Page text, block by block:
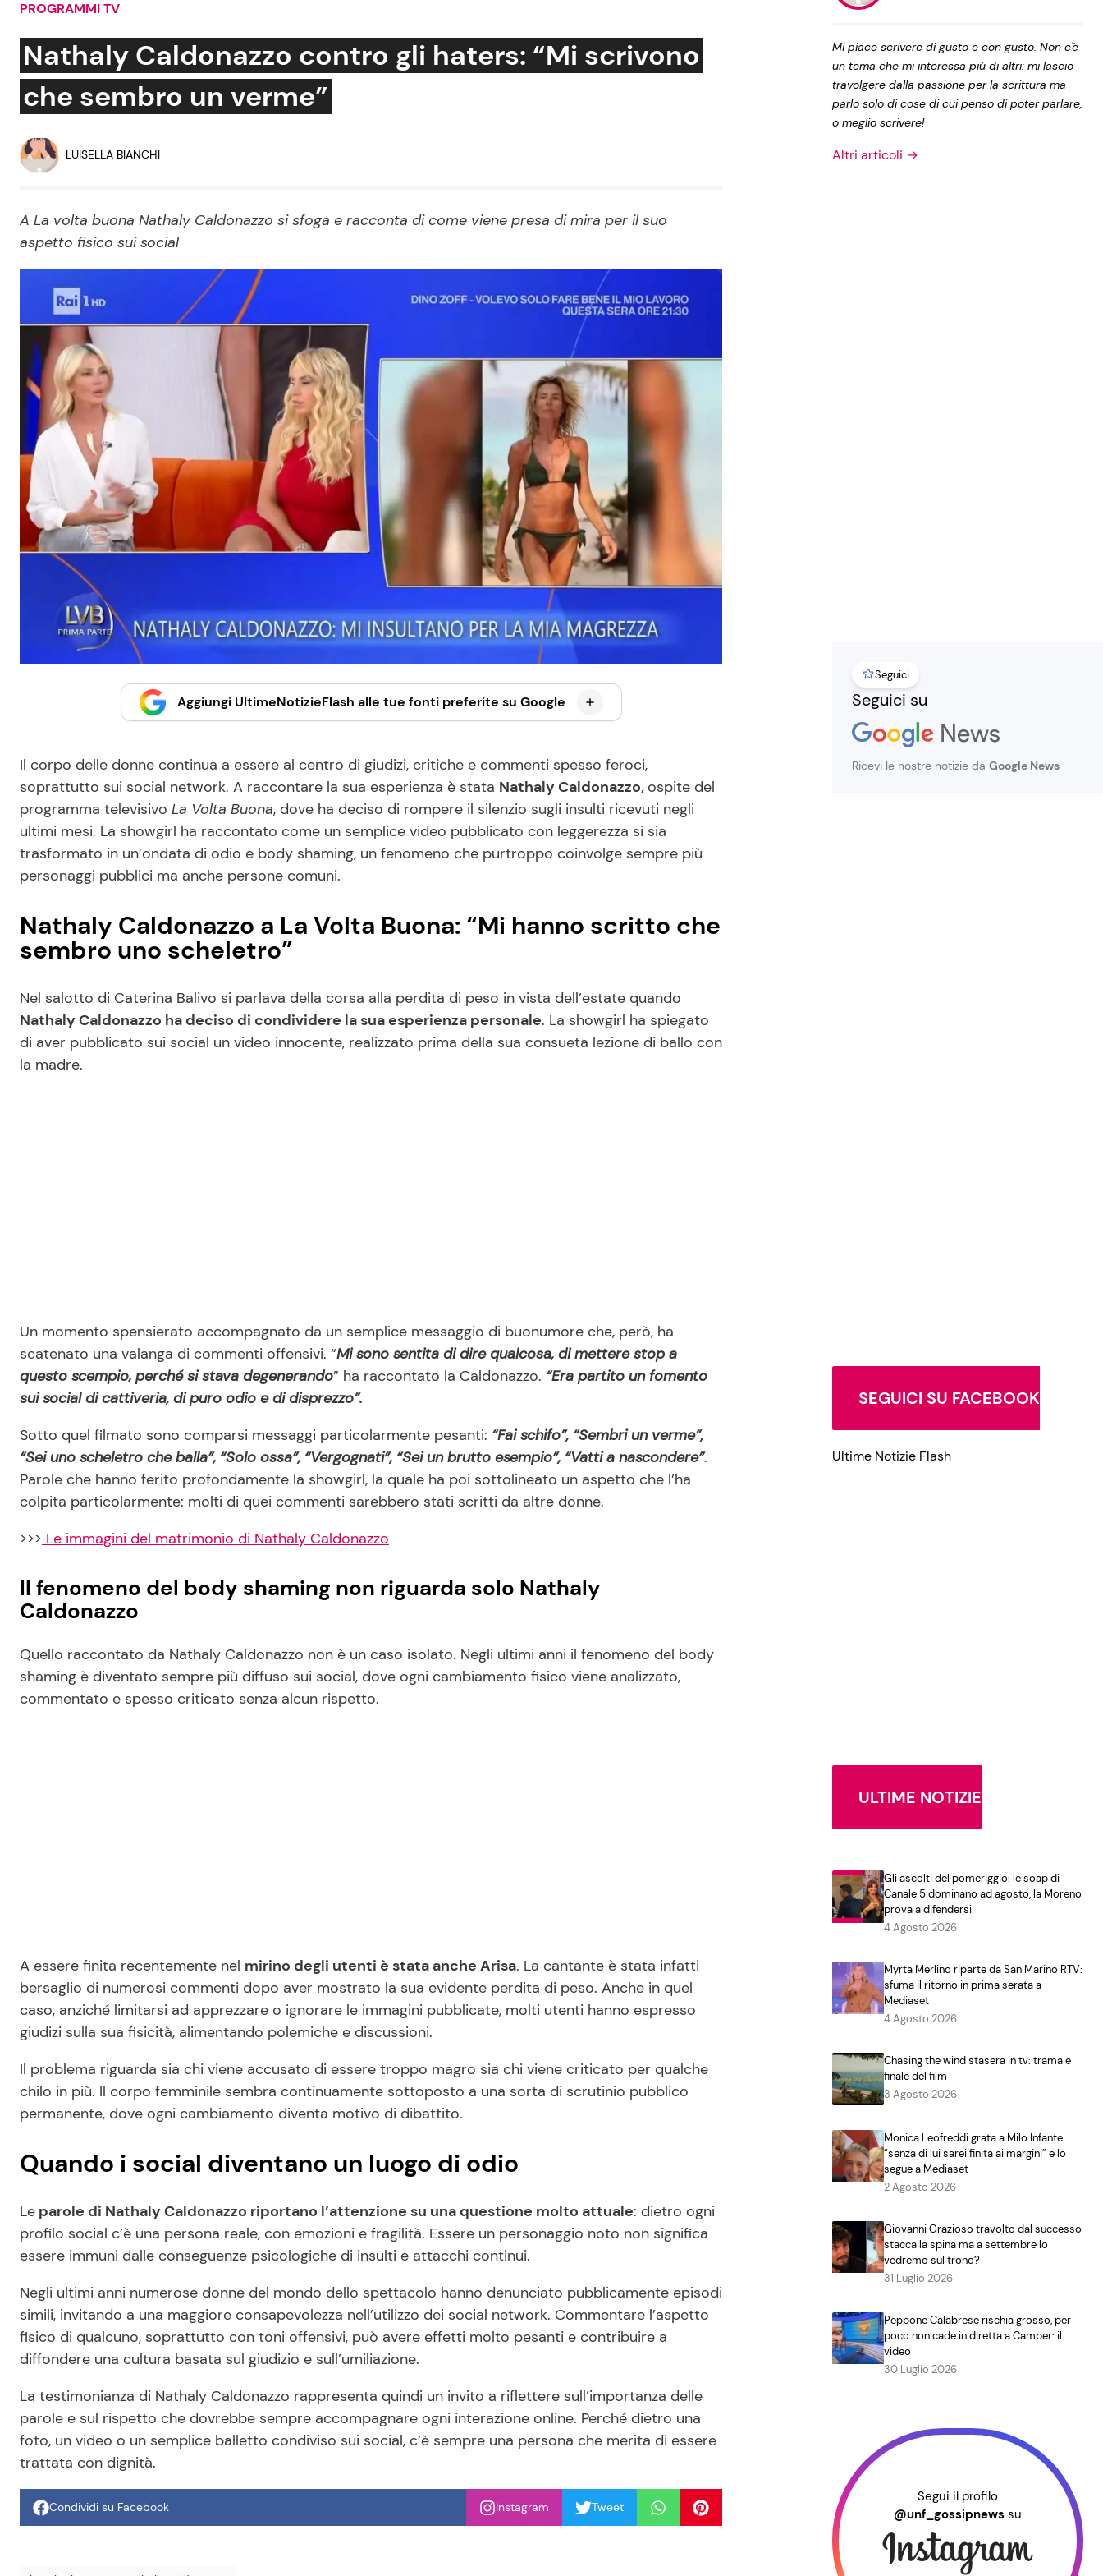
Social News
News dal mondo
Benessere
Mondo Mamma
Salute
Le Ricette in TV
Ricette Facili e Veloci
Ricette Feste
Ricette per Bambini
Privacy Policy
PROGRAMMI TV
Nathaly Caldonazzo contro gli haters: “Mi scrivono
che sembro un verme”
LUISELLA BIANCHI
A La volta buona Nathaly Caldonazzo si sfoga e racconta di come viene presa di mira per il suo
aspetto fisico sui social
Aggiungi UltimeNotizieFlash alle tue fonti preferite su Google
Il corpo delle donne continua a essere al centro di giudizi, critiche e commenti spesso feroci,
soprattutto sui social network. A raccontare la sua esperienza è stata Nathaly Caldonazzo, ospite del
programma televisivo La Volta Buona, dove ha deciso di rompere il silenzio sugli insulti ricevuti negli
ultimi mesi. La showgirl ha raccontato come un semplice video pubblicato con leggerezza si sia
trasformato in un’ondata di odio e body shaming, un fenomeno che purtroppo coinvolge sempre più
personaggi pubblici ma anche persone comuni.
Nathaly Caldonazzo a La Volta Buona: “Mi hanno scritto che
sembro uno scheletro”
Nel salotto di Caterina Balivo si parlava della corsa alla perdita di peso in vista dell’estate quando
Nathaly Caldonazzo ha deciso di condividere la sua esperienza personale. La showgirl ha spiegato
di aver pubblicato sui social un video innocente, realizzato prima della sua consueta lezione di ballo con
la madre.
Un momento spensierato accompagnato da un semplice messaggio di buonumore che, però, ha
scatenato una valanga di commenti offensivi. “Mi sono sentita di dire qualcosa, di mettere stop a
questo scempio, perché si stava degenerando” ha raccontato la Caldonazzo. “Era partito un fomento
sui social di cattiveria, di puro odio e di disprezzo”.
Sotto quel filmato sono comparsi messaggi particolarmente pesanti: “Fai schifo”, “Sembri un verme”,
“Sei uno scheletro che balla”, “Solo ossa”, “Vergognati”, “Sei un brutto esempio”, “Vatti a nascondere”.
Parole che hanno ferito profondamente la showgirl, la quale ha poi sottolineato un aspetto che l’ha
colpita particolarmente: molti di quei commenti sarebbero stati scritti da altre donne.
>>> Le immagini del matrimonio di Nathaly Caldonazzo
Il fenomeno del body shaming non riguarda solo Nathaly
Caldonazzo
Quello raccontato da Nathaly Caldonazzo non è un caso isolato. Negli ultimi anni il fenomeno del body
shaming è diventato sempre più diffuso sui social, dove ogni cambiamento fisico viene analizzato,
commentato e spesso criticato senza alcun rispetto.
A essere finita recentemente nel mirino degli utenti è stata anche Arisa. La cantante è stata infatti
bersaglio di numerosi commenti dopo aver mostrato la sua evidente perdita di peso. Anche in quel
caso, anziché limitarsi ad apprezzare o ignorare le immagini pubblicate, molti utenti hanno espresso
giudizi sulla sua fisicità, alimentando polemiche e discussioni.
Il problema riguarda sia chi viene accusato di essere troppo magro sia chi viene criticato per qualche
chilo in più. Il corpo femminile sembra continuamente sottoposto a una sorta di scrutinio pubblico
permanente, dove ogni cambiamento diventa motivo di dibattito.
Quando i social diventano un luogo di odio
Le parole di Nathaly Caldonazzo riportano l’attenzione su una questione molto attuale: dietro ogni
profilo social c’è una persona reale, con emozioni e fragilità. Essere un personaggio noto non significa
essere immuni dalle conseguenze psicologiche di insulti e attacchi continui.
Negli ultimi anni numerose donne del mondo dello spettacolo hanno denunciato pubblicamente episodi
simili, invitando a una maggiore consapevolezza nell’utilizzo dei social network. Commentare l’aspetto
fisico di qualcuno, soprattutto con toni offensivi, può avere effetti molto pesanti e contribuire a
diffondere una cultura basata sul giudizio e sull’umiliazione.
La testimonianza di Nathaly Caldonazzo rappresenta quindi un invito a riflettere sull’importanza delle
parole e sul rispetto che dovrebbe sempre accompagnare ogni interazione online. Perché dietro una
foto, un video o un semplice balletto condiviso sui social, c’è sempre una persona che merita di essere
trattata con dignità.
Condividi su Facebook Instagram Tweet
Mi piace scrivere di gusto e con gusto. Non c'è
un tema che mi interessa più di altri: mi lascio
travolgere dalla passione per la scrittura ma
parlo solo di cose di cui penso di poter parlare,
o meglio scrivere!
Altri articoli →
Seguici
Seguici su
Ricevi le nostre notizie da Google News
SEGUICI SU FACEBOOK
Ultime Notizie Flash
ULTIME NOTIZIE
Gli ascolti del pomeriggio: le soap di
Canale 5 dominano ad agosto, la Moreno
prova a difendersi
4 Agosto 2026
Myrta Merlino riparte da San Marino RTV:
sfuma il ritorno in prima serata a
Mediaset
4 Agosto 2026
Chasing the wind stasera in tv: trama e
finale del film
3 Agosto 2026
Monica Leofreddi grata a Milo Infante:
“senza di lui sarei finita ai margini” e lo
segue a Mediaset
2 Agosto 2026
Giovanni Grazioso travolto dal successo
stacca la spina ma a settembre lo
vedremo sul trono?
31 Luglio 2026
Peppone Calabrese rischia grosso, per
poco non cade in diretta a Camper: il
video
30 Luglio 2026
Segui il profilo
@unf_gossipnews su